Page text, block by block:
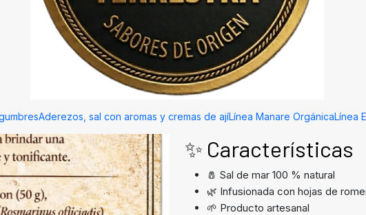
Aderezos, sal con aromas y cremas de ajíLínea Manare OrgánicaLínea
Mostrar stock de ubicaciones
DESCRIPCIÓN
Sal de mar natural infusionada con
revitalizar el cuerpo y la mente. Su
aliviar la fatiga y aportar una
✨ Características
🧂 Sal de mar 100 % natural
🌿 Infusionada con hojas de
🌱 Producto artesanal